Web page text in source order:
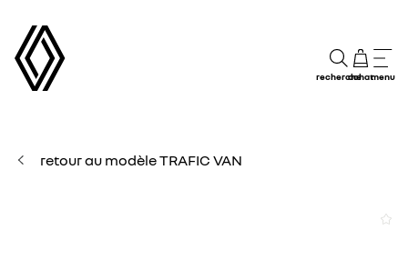
rechercheachatmenu
retour au modèle TRAFIC VAN